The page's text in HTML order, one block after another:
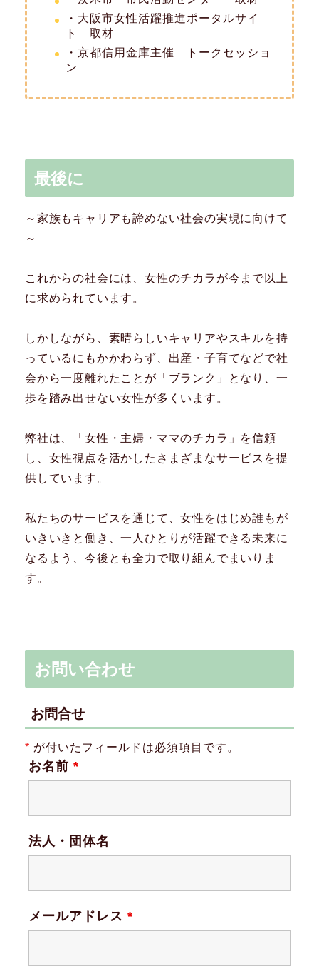
・大阪市女性活躍推進ポータルサイ
ト 取材
・京都信用金庫主催 トークセッショ
ン
最後に
～家族もキャリアも諦めない社会の実現に向けて
～
これからの社会には、女性のチカラが今まで以上
に求められています。
しかしながら、素晴らしいキャリアやスキルを持
っているにもかかわらず、出産・子育てなどで社
会から一度離れたことが「ブランク」となり、一
歩を踏み出せない女性が多くいます。
弊社は、「女性・主婦・ママのチカラ」を信頼
し、女性視点を活かしたさまざまなサービスを提
供しています。
私たちのサービスを通じて、女性をはじめ誰もが
いきいきと働き、一人ひとりが活躍できる未来に
なるよう、今後とも全力で取り組んでまいりま
す。
お問い合わせ
お問合せ
* が付いたフィールドは必須項目です。
お名前 *
法人・団体名
メールアドレス *